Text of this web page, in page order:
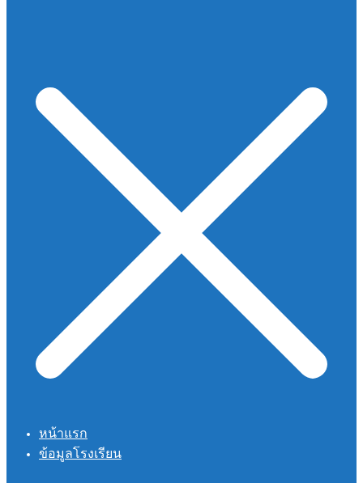
หน้าแรก
ข้อมูลโรงเรียน